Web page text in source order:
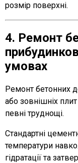
розмір поверхні.
4. Ремонт
умовах
Ремонт бетонних
або зовнішніх
певні труднощі.
Стандартні
температури
гідратації та